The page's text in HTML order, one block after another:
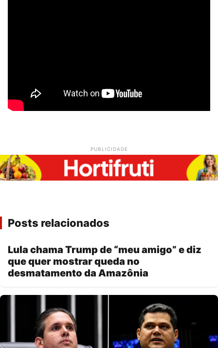
PUBLICIDADE
Posts relacionados
Lula chama Trump de “meu amigo” e diz
que quer mostrar queda no
desmatamento da Amazônia